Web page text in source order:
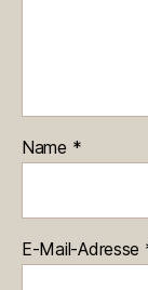
Name *
E-Mail-Adresse